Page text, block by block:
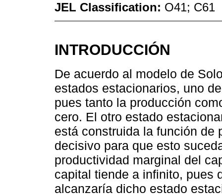
JEL Classification: O41; C61
INTRODUCCIÓN
De acuerdo al modelo de
estados estacionarios, uno
pues tanto la producción
cero. El otro estado
está construida la función de
decisivo para que esto
productividad marginal del
capital tiende a infinito, pues
alcanzaría dicho estado